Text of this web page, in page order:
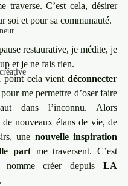
traverse. C’est cela, désirer
soi et pour sa communauté.
restaurative, je médite, je
et je ne fais rien.
point cela vient déconnecter
pour me permettre d’oser faire
dans l’inconnu. Alors
de nouveaux élans de vie, de
une nouvelle inspiration
part me traversent. C’est
créer depuis LA
.